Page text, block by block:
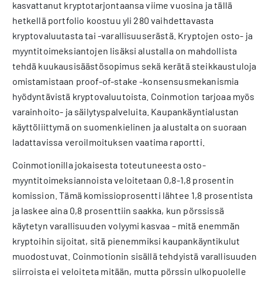
kasvattanut kryptotarjontaansa viime vuosina ja tällä
hetkellä portfolio koostuu yli 280 vaihdettavasta
kryptovaluutasta tai -varallisuuserästä. Kryptojen osto- ja
myyntitoimeksiantojen lisäksi alustalla on mahdollista
tehdä kuukausisäästösopimus sekä kerätä steikkaustuloja
omistamistaan proof-of-stake -konsensusmekanismia
hyödyntävistä kryptovaluutoista. Coinmotion tarjoaa myös
varainhoito- ja säilytyspalveluita. Kaupankäyntialustan
käyttöliittymä on suomenkielinen ja alustalta on suoraan
ladattavissa veroilmoituksen vaatima raportti.
Coinmotionilla jokaisesta toteutuneesta osto-
myyntitoimeksiannoista veloitetaan 0,8-1,8 prosentin
komission. Tämä komissioprosentti lähtee 1,8 prosentista
ja laskee aina 0,8 prosenttiin saakka, kun pörssissä
käytetyn varallisuuden volyymi kasvaa – mitä enemmän
kryptoihin sijoitat, sitä pienemmiksi kaupankäyntikulut
muodostuvat. Coinmotionin sisällä tehdyistä varallisuuden
siirroista ei veloiteta mitään, mutta pörssin ulkopuolelle